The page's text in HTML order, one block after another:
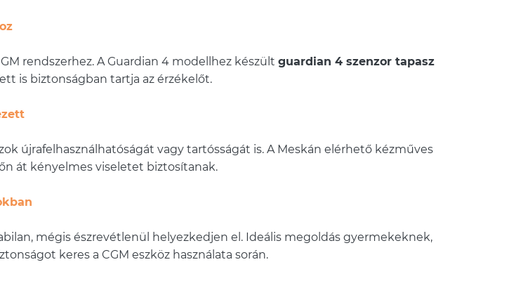
rendszerhez. A Guardian 4 modellhez készült guardian 4 szenzor tapasz
is biztonságban tartja az érzékelőt.
újrafelhasználhatóságát vagy tartósságát is. A Meskán elérhető kézműves
át kényelmes viseletet biztosítanak.
mégis észrevétlenül helyezkedjen el. Ideális megoldás gyermekeknek,
keres a CGM eszköz használata során.